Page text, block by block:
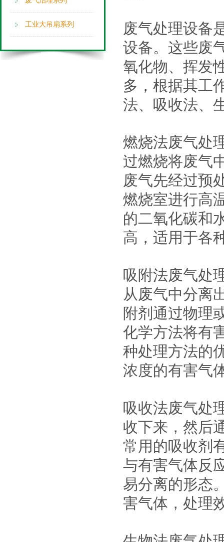
工业大吊扇系列
废气处理设备
设备。这些废
氧化物、挥发
多，根据其工
法、吸收法、
燃烧法废气处
过燃烧将废气
废气先经过预
燃烧室进行高
的二氧化碳和
高，适用于各
吸附法废气处
从废气中分离
附剂通过物理
化学方法将有
种处理方法的
浓度的有害气
吸收法废气处
收下来，然后
常用的吸收剂
与有害气体反
易分离的形态
害气体，处理